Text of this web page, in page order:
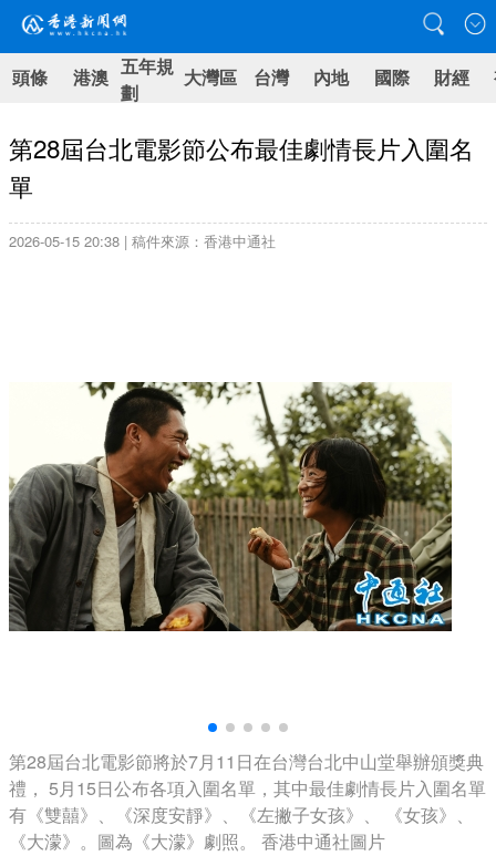
頭條 港澳 五年規
劃
大灣區 台灣 內地 國際 財經
第28屆台北電影節公布最佳劇情長片入圍名
單
2026-05-15 20:38 | 稿件來源：香港中通社
第28屆台北電影節將於7月11日在台灣台北中山堂舉辦頒獎典
禮， 5月15日公布各項入圍名單，其中最佳劇情長片入圍名單
有《雙囍》、《深度安靜》、《左撇子女孩》、 《女孩》、
《大濛》。圖為《大濛》劇照。 香港中通社圖片